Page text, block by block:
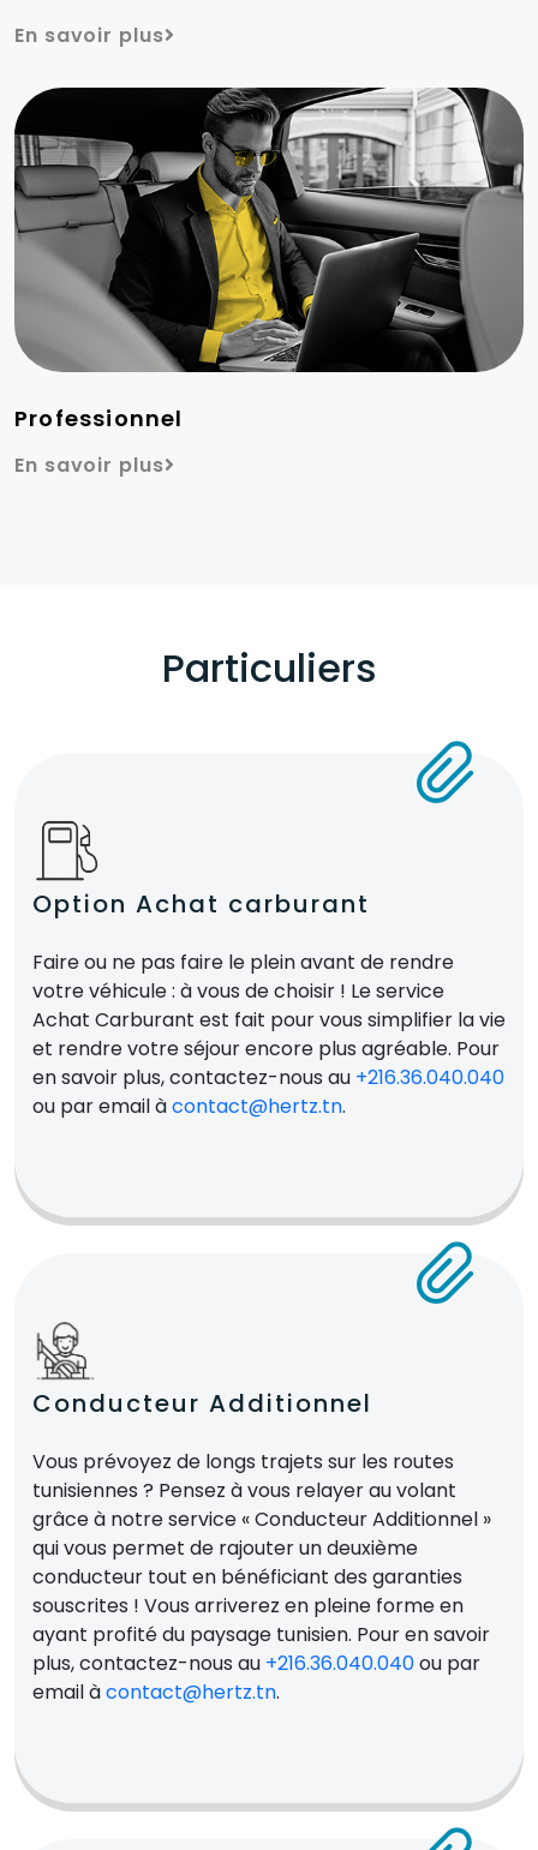
En savoir plus
Professionnel
En savoir plus
Particuliers
Option Achat carburant
Faire ou ne pas faire le plein avant de rendre
votre véhicule : à vous de choisir ! Le service
Achat Carburant est fait pour vous simplifier la vie
et rendre votre séjour encore plus agréable. Pour
en savoir plus, contactez-nous au +216.36.040.040
ou par email àcontact@hertz.tn.
Conducteur Additionnel
Vous prévoyez de longs trajets sur les routes
tunisiennes ? Pensez à vous relayer au volant
grâce à notre service « Conducteur Additionnel »
qui vous permet de rajouter un deuxième
conducteur tout en bénéficiant des garanties
souscrites ! Vous arriverez en pleine forme en
ayant profité du paysage tunisien. Pour en savoir
plus, contactez-nous au +216.36.040.040ou par
email àcontact@hertz.tn.